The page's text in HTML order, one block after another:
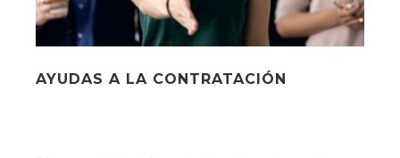
AYUDAS A LA CONTRATACIÓN